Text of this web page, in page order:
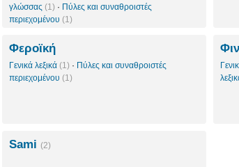
γλώσσας (1) · Πύλες και συναθροιστές
περιεχομένου (1)
Φεροϊκή
Γενικά λεξικά (1) · Πύλες και συναθροιστές
περιεχομένου (1)
Sami (2)